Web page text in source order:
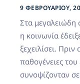
9 ΦΕΒΡΟΥΑΡΊΟΥ,
Στα μεγαλειώδη
η κοινωνία
ξεχειλίσει.
παθογένειες
συνοψίζονταν